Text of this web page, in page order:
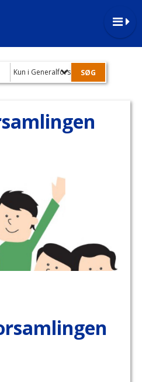
Kun i Generalforsamlingen 2023